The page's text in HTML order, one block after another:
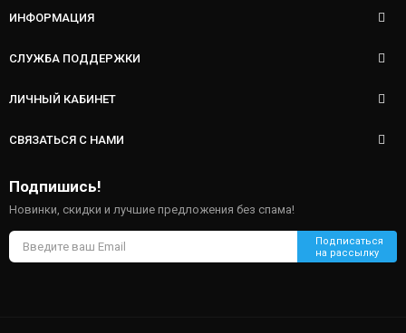
ИНФОРМАЦИЯ
СЛУЖБА ПОДДЕРЖКИ
ЛИЧНЫЙ КАБИНЕТ
СВЯЗАТЬСЯ С НАМИ
Подпишись!
Новинки, скидки и лучшие предложения без спама!